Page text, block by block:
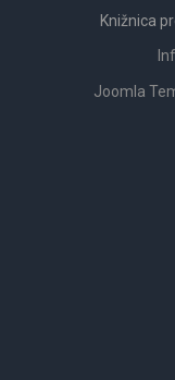
Knižnica
Joomla